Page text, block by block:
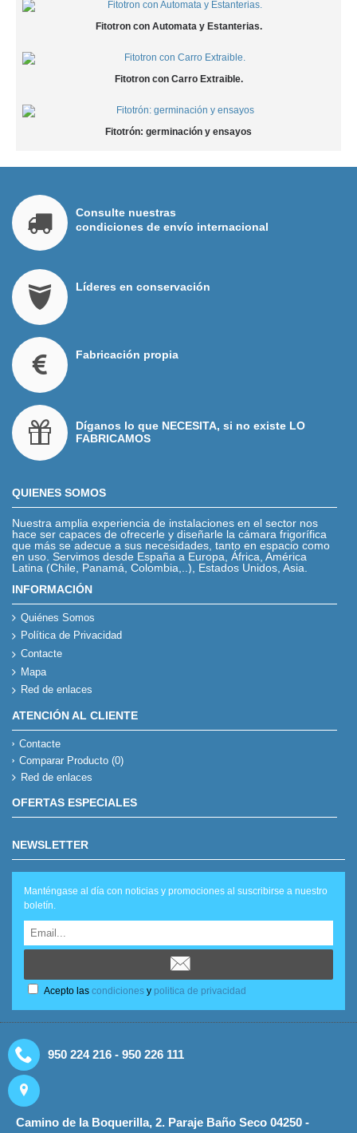
Fitotron con Automata y Estanterias.
Fitotron con Carro Extraible.
Fitotrón: germinación y ensayos
Consulte nuestras
condiciones de envío internacional
Líderes en conservación
Fabricación propia
Díganos lo que NECESITA, si no existe LO
FABRICAMOS
QUIENES SOMOS
Nuestra amplia experiencia de instalaciones en el sector nos
hace ser capaces de ofrecerle y diseñarle la cámara frigorífica
que más se adecue a sus necesidades, tanto en espacio como
en uso. Servimos desde España a Europa, África, América
Latina (Chile, Panamá, Colombia,..), Estados Unidos, Asia.
INFORMACIÓN
Quiénes Somos
Política de Privacidad
Contacte
Mapa
Red de enlaces
ATENCIÓN AL CLIENTE
Contacte
Comparar Producto (0)
Red de enlaces
OFERTAS ESPECIALES
NEWSLETTER
Manténgase al día con noticias y promociones al suscribirse a nuestro
boletín.
Acepto las condiciones y politica de privacidad
950 224 216 - 950 226 111
Camino de la Boquerilla, 2. Paraje Baño Seco 04250 -